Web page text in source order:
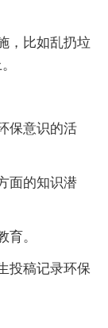
，比如乱扔垃
保意识的活
面的知识潜
。
投稿记录环保